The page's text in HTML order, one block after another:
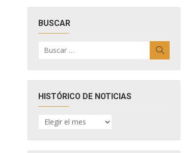
BUSCAR
por:
HISTÓRICO DE NOTICIAS
HISTÓRICO
DE